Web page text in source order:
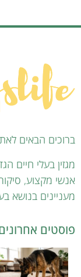
ברוכים הבאים
מגזין בעלי חיים
אנשי מקצוע,
מעניינים בנושא
פוסטים